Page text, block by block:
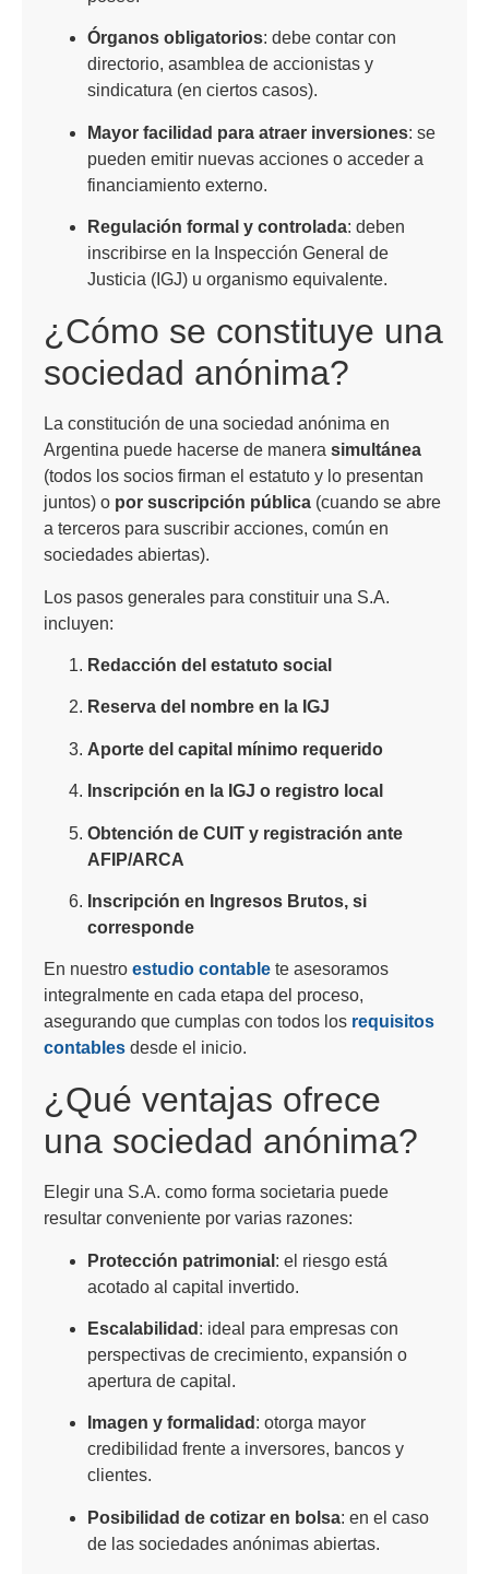
Órganos obligatorios: debe contar con
directorio, asamblea de accionistas y
sindicatura (en ciertos casos).
Mayor facilidad para atraer inversiones: se
pueden emitir nuevas acciones o acceder a
financiamiento externo.
Regulación formal y controlada: deben
inscribirse en la Inspección General de
Justicia (IGJ) u organismo equivalente.
¿Cómo se constituye una
sociedad anónima?
La constitución de una sociedad anónima en
Argentina puede hacerse de manera simultánea
(todos los socios firman el estatuto y lo presentan
juntos) o por suscripción pública (cuando se abre
a terceros para suscribir acciones, común en
sociedades abiertas).
Los pasos generales para constituir una S.A.
incluyen:
Redacción del estatuto social
Reserva del nombre en la IGJ
Aporte del capital mínimo requerido
Inscripción en la IGJ o registro local
Obtención de CUIT y registración ante
AFIP/ARCA
Inscripción en Ingresos Brutos, si
corresponde
En nuestro estudio contable te asesoramos
integralmente en cada etapa del proceso,
asegurando que cumplas con todos los requisitos
contables desde el inicio.
¿Qué ventajas ofrece
una sociedad anónima?
Elegir una S.A. como forma societaria puede
resultar conveniente por varias razones:
Protección patrimonial : el riesgo está
acotado al capital invertido.
Escalabilidad : ideal para empresas con
perspectivas de crecimiento, expansión o
apertura de capital.
Imagen y formalidad : otorga mayor
credibilidad frente a inversores, bancos y
clientes.
Posibilidad de cotizar en bolsa: en el caso
de las sociedades anónimas abiertas.